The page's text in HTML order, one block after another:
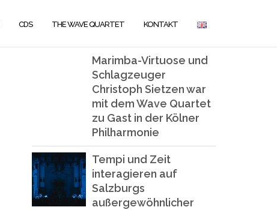
CDS THE WAVE QUARTET KONTAKT
Marimba-Virtuose und
Schlagzeuger
Christoph Sietzen war
mit dem Wave Quartet
zu Gast in der Kölner
Philharmonie
Tempi und Zeit
interagieren auf
Salzburgs
außergewöhnlicher